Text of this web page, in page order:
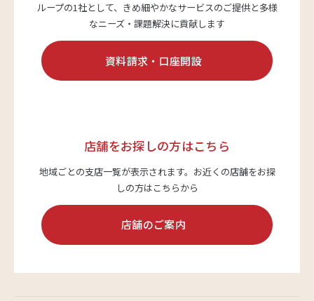
採用情報
問い合わせフォーム
ループの1社として、 きめ細やかなサービスのご提供と多様
なニーズ・課題解決に貢献します
資料請求・口座開設
店舗をお探しの方はこちら
地域ごとの支店一覧が表示されます。 お近くの店舗をお探
しの方はこちらから
店舗のご案内